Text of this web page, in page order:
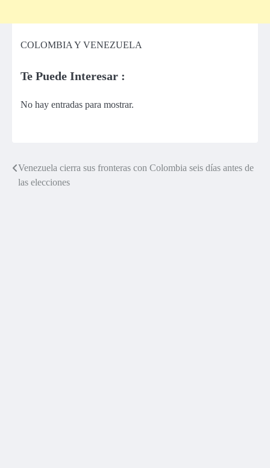
COLOMBIA Y VENEZUELA
Te Puede Interesar :
No hay entradas para mostrar.
Navegación
Venezuela cierra sus fronteras con Colombia seis días antes de
las elecciones